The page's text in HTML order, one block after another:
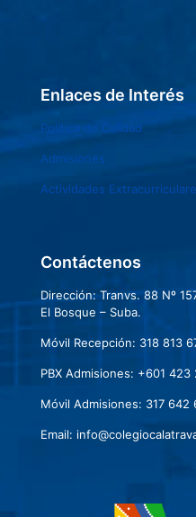
Enlaces de Interés
Política de Calidad
Admisiones
Actividades
Contáctenos
Dirección: Tranvs. 88 Nº
El Bosque – Suba.
Móvil Recepción: 318 813
PBX Admisiones: +601 423
Móvil Admisiones: 317 642
Email: